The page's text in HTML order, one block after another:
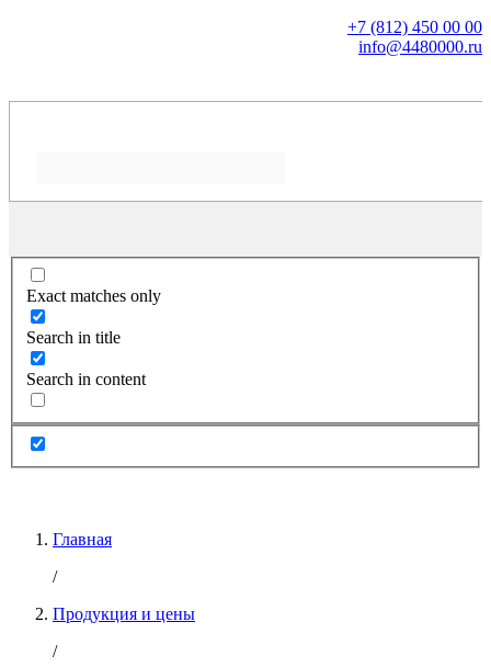
+7 (812) 450 00 00
info@4480000.ru
Exact matches only
Search in title
Search in content
Главная
/
Продукция и цены
/